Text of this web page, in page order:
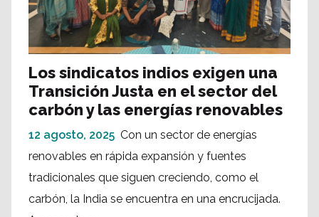
Los sindicatos indios exigen una
Transición Justa en el sector del
carbón y las energías renovables
12 agosto, 2025 Con un sector de energías
renovables en rápida expansión y fuentes
tradicionales que siguen creciendo, como el
carbón, la India se encuentra en una encrucijada.